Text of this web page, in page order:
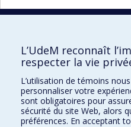
Faculté des
Pavillon Marie-Victorin
90, avenue Vincent-d'Indy
L’UdeM reconnaît
respecter la vie
L’utilisation de témoins
personnaliser votre
sont obligatoires pour
sécurité du site Web, alors
préférences. En acceptant